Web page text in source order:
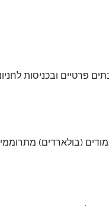
פרטיים ובכניסות
(בולארדים)